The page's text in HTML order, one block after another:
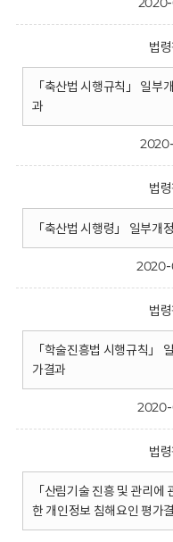
법
「축산법 시행규칙」 일부
과
법
「축산법 시행령」 일부개
2020-
법
「학술진흥법 시행규칙」
가결과
법
「산림기술 진흥 및 관리
한 개인정보 침해요인 평가